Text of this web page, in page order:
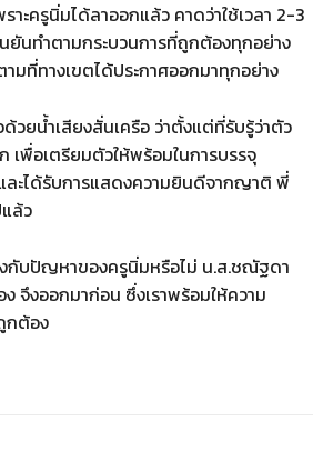
าะครูนิ่มได้ลาออกแล้ว คาดว่าใช้เวลา 2-3
นทำตามกระบวนการที่ถูกต้องทุกอย่าง
มที่ทางเขตได้ประกาศออกมาทุกอย่าง
วยน้ำเสียงสั่นเครือ ว่าตั้งแต่ที่รับรู้ว่าตัว
เพื่อเตรียมตัวให้พร้อมในการบรรจุ
ะได้รับการแสดงความยินดีจากญาติ พี่
ล้ว
กับปัญหาของครูนิ่มหรือไม่ น.ส.ชณัฐดา
จึงออกมาก่อน ซึ่งเราพร้อมให้ความ
กต้อง